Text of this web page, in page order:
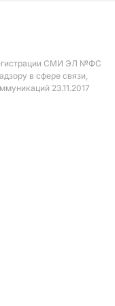
СМИ ЭЛ №ФС
в сфере связи,
23.11.2017